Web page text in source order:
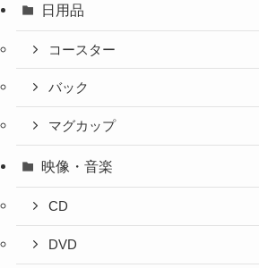
日用品
コースター
バック
マグカップ
映像・音楽
CD
DVD